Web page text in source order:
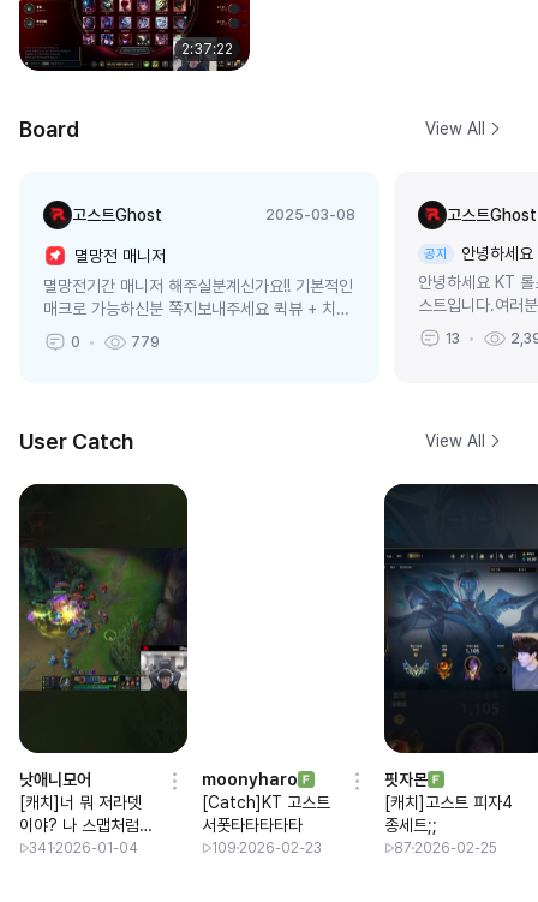
2:37:22
Board View All
고스트Ghost 2025-03-08
멸망전 매니저
멸망전기간 매니저 해주실분계신가요!! 기본적인
매크로 가능하신분 쪽지보내주세요 퀵뷰 + 치킨
드릴게요!
0 779
고스트Ghost
공지
안녕하세요
안녕하세요 KT
스트입니다.여러
셨나요 ?? 제가
시 하게되면서 당
13
User Catch View All
낫애니모어
[캐치]너 뭐 저라뎃
이야? 나 스맵처럼
약간 서운한데? ㅋㅋ
341 2026-01-04
moonyharo
[Catch]KT 고스트
서폿타타타타타
109 2026-02-23
핏자몬
[캐치]고스트 피자4
종세트;;
87 2026-02-25